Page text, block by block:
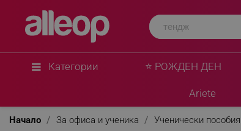
Категории ⭐ РОЖДЕН ДЕН
Ariete
Начало За офиса и ученика Ученически пособия